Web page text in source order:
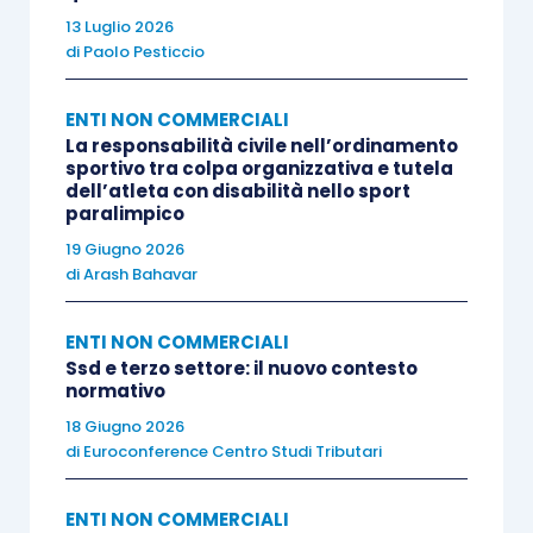
anche qui,manca l’intesa su chi siano i c.d.
volontari.Solo quelli che prestano a titolo
favore di sodalizi sportivi o anche quelli che
percepiscono icompensiprevisti (e
defiscalizzati) per le attività sportive
dilettantistiche? Perchè, ad esempio, l’ISTAT li ha
uniti. E, secondo me,
percepisce nulla (e spesso ne mette dei propri)
con chi prende 620 euro netti al mese (un
dodicesimo di 7.500 euro) – anche al limite per
insegnare un’ora alla settimana aerobica – fa
una bella differenza
statistica di quanti siano stati i soggetti che
hanno percepito nel 2015 compensi sportivi
13 Luglio 2026
di Paolo Pesticcio
ENTI NON COMMERCIALI
La responsabilità civile nell’ordinamento
sportivo tra colpa organizzativa e tutela
dell’atleta con disabilità nello sport
paralimpico
19 Giugno 2026
diArash Bahavar
ENTI NON COMMERCIALI
Ssd e terzo settore: il nuovo contesto
normativo
18 Giugno 2026
di Euroconference Centro Studi Tributari
ENTI NON COMMERCIALI